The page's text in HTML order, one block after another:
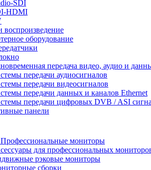
SDI
HDMI
воспроизведение
оборудование
передача видео, аудио и
передачи аудиосигналов
передачи видеосигналов
передачи данных и каналов Ethernet
передачи цифровых DVB / ASI
панели
Профессиональные мониторы
для профессиональных
рэковые мониторы
сборки